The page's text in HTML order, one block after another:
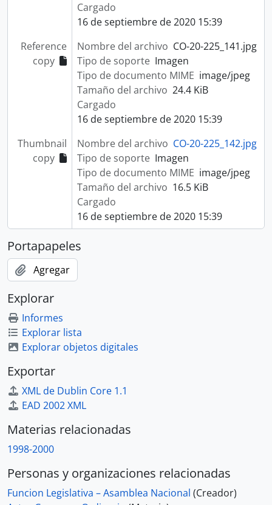
Cargado
16 de septiembre de 2020 15:39
Reference
copy
Nombre del archivo CO-20-225_141.jpg
Tipo de soporte Imagen
Tipo de documento MIME image/jpeg
Tamaño del archivo 24.4 KiB
Cargado
16 de septiembre de 2020 15:39
Thumbnail
copy
Nombre del archivo CO-20-225_142.jpg
Tipo de soporte Imagen
Tipo de documento MIME image/jpeg
Tamaño del archivo 16.5 KiB
Cargado
16 de septiembre de 2020 15:39
Portapapeles
Agregar
Explorar
Informes
Explorar lista
Explorar objetos digitales
Exportar
XML de Dublin Core 1.1
EAD 2002 XML
Materias relacionadas
1998-2000
Personas y organizaciones relacionadas
Funcion Legislativa – Asamblea Nacional (Creador)